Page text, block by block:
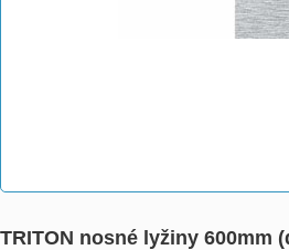
TRITON nosné lyžiny 600mm